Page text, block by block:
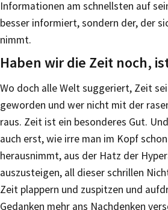
Informationen am schnellsten auf
besser informiert, sondern der, der
nimmt.
Haben wir die Zeit noch,
Wo doch alle Welt suggeriert, Zeit
geworden und wer nicht mit der
raus. Zeit ist ein besonderes Gut.
auch erst, wie irre man im Kopf
herausnimmt, aus der Hatz der
auszusteigen, all dieser schrillen
Zeit plappern und zuspitzen und
Gedanken mehr ans Nachdenken